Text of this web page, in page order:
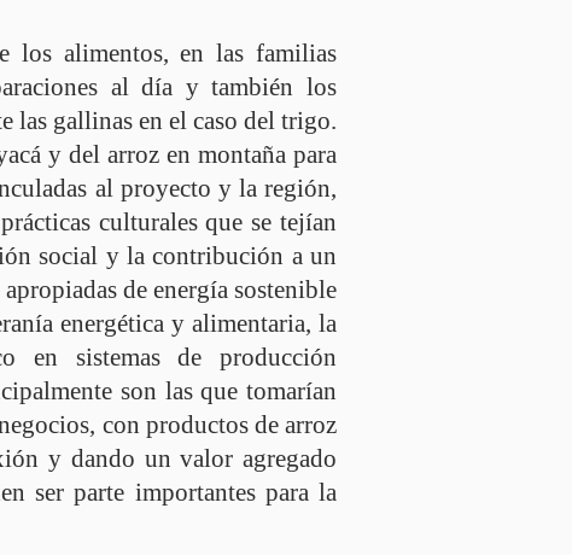
los alimentos, en las familias
al día y también los
las gallinas en el caso del trigo.
y del arroz en montaña para
al proyecto y la región,
culturales que se tejían
social y la contribución a un
de energía sostenible
energética y alimentaria, la
en sistemas de producción
son las que tomarían
con productos de arroz
y dando un valor agregado
ser parte importantes para la